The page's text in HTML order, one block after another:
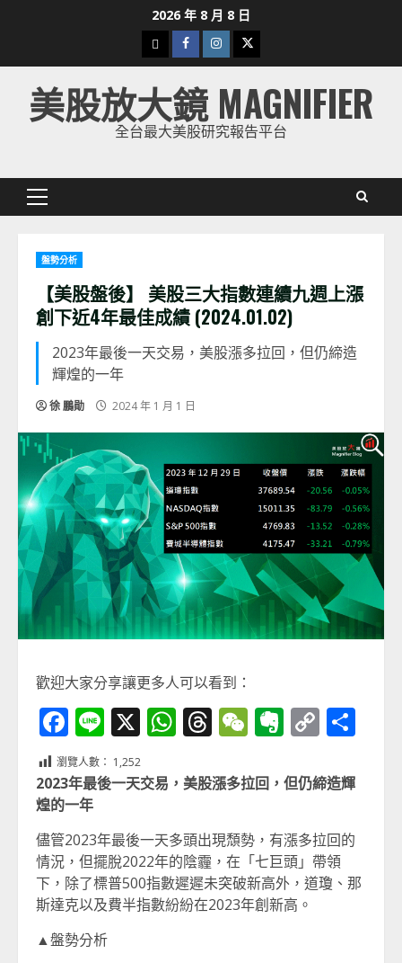
2026 年 8 月 8 日
下
載
美
股
Facebook
Instagram
Twitter
美股放大鏡 MAGNIFIER
全台最大美股研究報告平台
Primary
盤勢分析
【美股盤後】 美股三大指數連續九週上漲
創下近4年最佳成績 (2024.01.02)
2023年最後一天交易，美股漲多拉回，但仍締造
輝煌的一年
徐 鵬勛 2024 年 1 月 1 日
歡迎大家分享讓更多人可以看到：
Facebook
Line
X WhatsApp
Threads
WeChat
Evernote
Copy
瀏覽人數： 1,252
2023年最後一天交易，美股漲多拉回，但仍締造輝
煌的一年
儘管2023年最後一天多頭出現頹勢，有漲多拉回的
情況，但擺脫2022年的陰霾，在「七巨頭」帶領
下，除了標普500指數遲遲未突破新高外，道瓊、那
斯達克以及費半指數紛紛在2023年創新高。
▲盤勢分析